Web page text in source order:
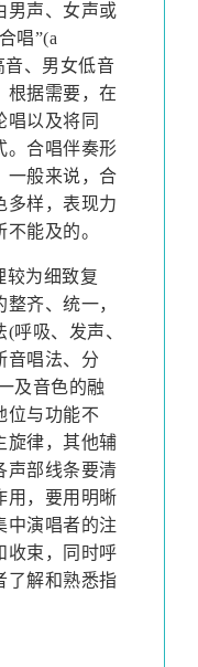
男声、女声或
唱”(a
音、男女低音
根据需要，在
唱以及将同
。合唱伴奏形
一般来说，合
多样，表现力
能及的。
较为细致复
齐、统一，
(呼吸、发声、
音唱法、分
及音色的融
位与功能不
旋律，其他辅
声部线条要清
用，要用明晰
中演唱者的注
收束，同时呼
了解和熟悉指